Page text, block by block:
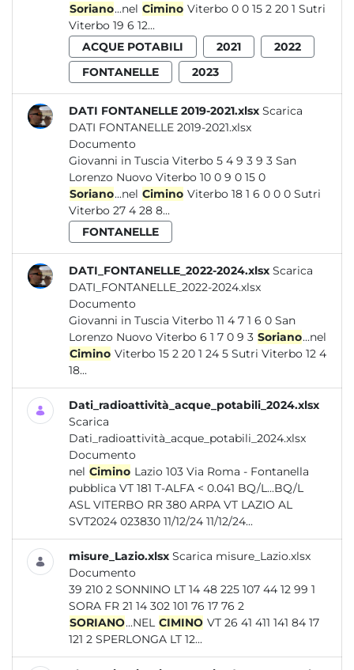
Soriano...nel Cimino Viterbo 0 0 15 2 20 1 Sutri
Viterbo 19 6 12...
ACQUE POTABILI
2021
2022
FONTANELLE
2023
DATI FONTANELLE 2019-2021.xlsx Scarica
DATI FONTANELLE 2019-2021.xlsx
Documento
Giovanni in Tuscia Viterbo 5 4 9 3 9 3 San
Lorenzo Nuovo Viterbo 10 0 9 0 15 0
Soriano...nel Cimino Viterbo 18 1 6 0 0 0 Sutri
Viterbo 27 4 28 8...
FONTANELLE
DATI_FONTANELLE_2022-2024.xlsx Scarica
DATI_FONTANELLE_2022-2024.xlsx
Documento
Giovanni in Tuscia Viterbo 11 4 7 1 6 0 San
Lorenzo Nuovo Viterbo 6 1 7 0 9 3 Soriano...nel
Cimino Viterbo 15 2 20 1 24 5 Sutri Viterbo 12 4
18...
Dati_radioattività_acque_potabili_2024.xlsx
Scarica
Dati_radioattività_acque_potabili_2024.xlsx
Documento
nel Cimino Lazio 103 Via Roma - Fontanella
pubblica VT 181 T-ALFA < 0.041 BQ/L...BQ/L
ASL VITERBO RR 380 ARPA VT LAZIO AL
SVT2024 023830 11/12/24 11/12/24...
misure_Lazio.xlsx Scarica misure_Lazio.xlsx
Documento
39 210 2 SONNINO LT 14 48 225 107 44 12 99 1
SORA FR 21 14 302 101 76 17 76 2
SORIANO...NEL CIMINO VT 26 41 411 141 84 17
121 2 SPERLONGA LT 12...